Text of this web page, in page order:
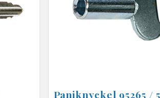
Paniknyckel 95265 /